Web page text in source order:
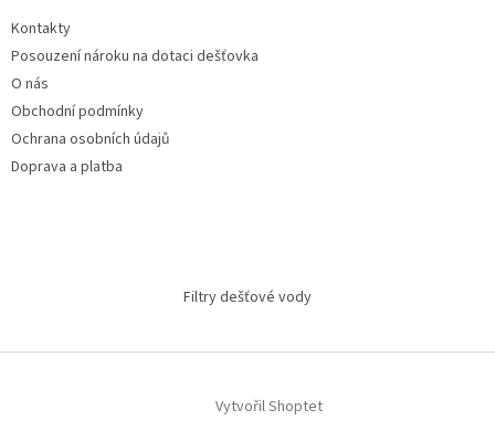
Kontakty
Posouzení nároku na dotaci dešťovka
O nás
Obchodní podmínky
Ochrana osobních údajů
Doprava a platba
Filtry dešťové vody
Vytvořil Shoptet